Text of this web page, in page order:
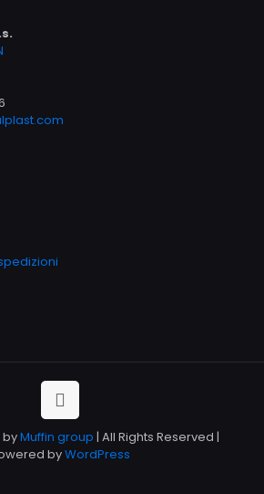
byMuffin group | All Rights Reserved |
byWordPress